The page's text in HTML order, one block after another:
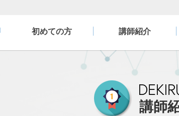
初めての方 講師紹介
講師